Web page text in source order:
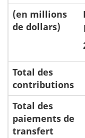
(en millions
de dollars)
Total des
contributions
Total des
paiements de
transfert